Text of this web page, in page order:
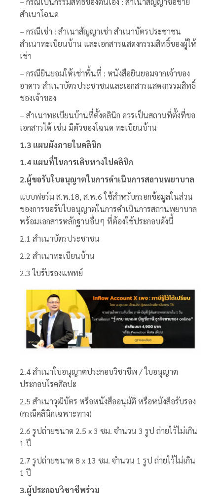
สำเนาโฉนด
– กรณีเช่า : สำเนาสัญญาเช่า สำเนาบัตรประชาชน
สำเนาทะเบียนบ้าน และเอกสารแสดงกรรมสิทธิ์ของผู้ให้
เช่า
– กรณียินยอมให้เช่าพื้นที่ : หนังสือยินยอมจากเจ้าของ
อาคาร สำเนาบัตรประชาชนและเอกสารแสดงกรรมสิทธิ์
ของเจ้าของ
– สำเนาทะเบียนบ้านที่ตั้งคลินิก ควรเป็นสถานที่ตั้งที่ขอ
เอกสารได้ เช่น มีตัวของโฉนด ทะเบียนบ้าน
1.3 แผนผังภายในคลินิก
1.4 แผนที่ในการเดินทางไปคลินิก
2.ผู้ขอรับใบอนุญาตในการดำเนินการสถานพยาบาล
แบบฟอร์ม ส.พ.18, ส.พ.6 ใช้สำหรับกรอกข้อมูลในส่วน
ของการขอรับใบอนุญาตในการดำเนินการสถานพยาบาล
พร้อมเอกสารหลักฐานอื่นๆ ที่ต้องใช้ประกอบดังนี้
2.1 สำเนาบัตรประชาชน
2.2 สำเนาทะเบียนบ้าน
2.3 ใบรับรองแพทย์
2.4 สำเนาใบอนุญาตประกอบวิชาชีพ / ใบอนุญาต
ประกอบโรคศิลปะ
2.5 สำเนาวุฒิบัตร หรือหนังสืออนุมัติ หรือหนังสือรับรอง
(กรณีคลินิกเฉพาะทาง)
2.6 รูปถ่ายขนาด 2.5 x 3 ซม. จำนวน 3 รูป ถ่ายไว้ไม่เกิน
1 ปี
2.7 รูปถ่ายขนาด 8 x 13 ซม. จำนวน 1 รูป ถ่ายไว้ไม่เกิน
1 ปี
3.ผู้ประกอบวิชาชีพร่วม